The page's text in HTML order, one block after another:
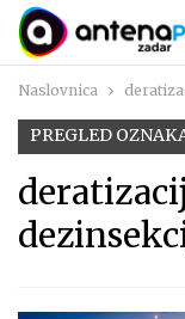
Naslovnica
PREGLED